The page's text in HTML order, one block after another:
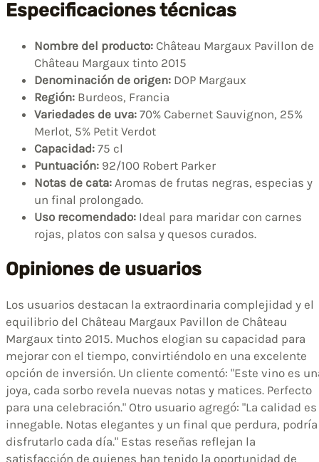
Especificaciones técnicas
Nombre del producto: Château Margaux Pavillon de
Château Margaux tinto 2015
Denominación de origen: DOP Margaux
Región: Burdeos, Francia
Variedades de uva: 70% Cabernet Sauvignon, 25%
Merlot, 5% Petit Verdot
Capacidad: 75 cl
Puntuación: 92/100 Robert Parker
Notas de cata: Aromas de frutas negras, especias y
un final prolongado.
Uso recomendado: Ideal para maridar con carnes
rojas, platos con salsa y quesos curados.
Opiniones de usuarios
Los usuarios destacan la extraordinaria complejidad y el
equilibrio del Château Margaux Pavillon de Château
Margaux tinto 2015. Muchos elogian su capacidad para
mejorar con el tiempo, convirtiéndolo en una excelente
opción de inversión. Un cliente comentó: "Este vino es
joya, cada sorbo revela nuevas notas y matices. Perfecto
para una celebración." Otro usuario agregó: "La calidad es
innegable. Notas elegantes y un final que perdura, podría
disfrutarlo cada día." Estas reseñas reflejan la
satisfacción de quienes han tenido la oportunidad de